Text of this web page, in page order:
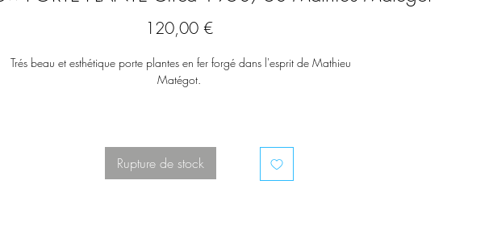
120,00 €Prix
Trés beau et esthétique porte plantes en fer forgé dans l'esprit de Mathieu
Matégot.
Hauteur : 85 cm
Largeur pied : 33 cm
Diamètres pour pots : 16.5 cm
Rupture de stock